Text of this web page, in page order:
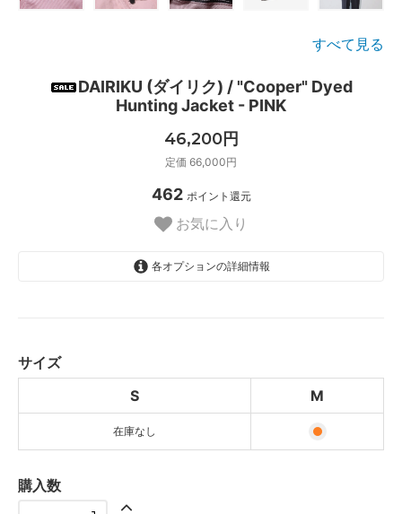
すべて見る
DAIRIKU (ダイリク) / "Cooper" Dyed
Hunting Jacket - PINK
46,200円
定価 66,000円
462 ポイント還元
お気に入り
各オプションの詳細情報
サイズ
S
M
在庫なし
購入数